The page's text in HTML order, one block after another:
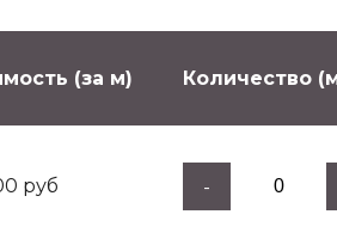
(за м) Количество
руб -